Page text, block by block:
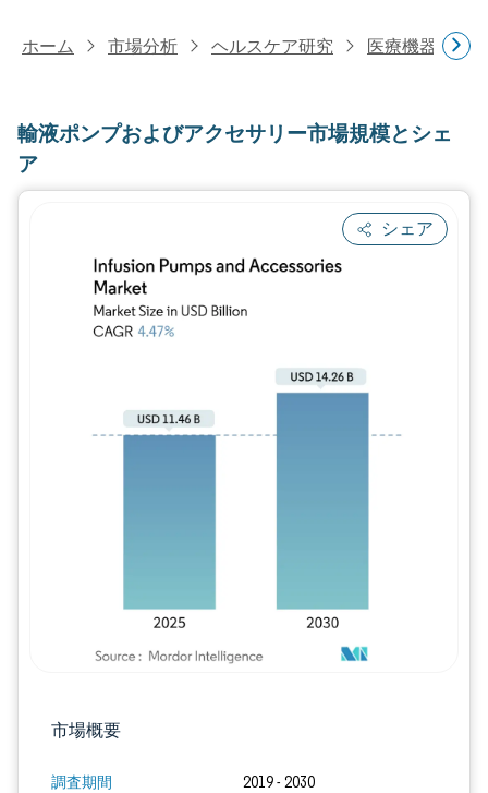
ホーム 市場分析 ヘルスケア研究 医療機器研究
輸液ポンプおよびアクセサリー市場規模とシェ
ア
シェア
市場概要
調査期間 2019 - 2030